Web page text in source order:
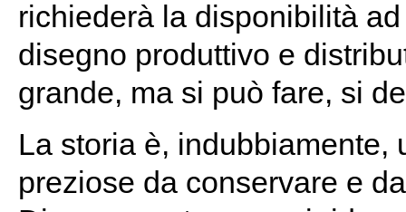
richiederà la disponibilità
disegno produttivo e
grande, ma si può fare, si
La storia è, indubbiamente,
preziose da conservare e